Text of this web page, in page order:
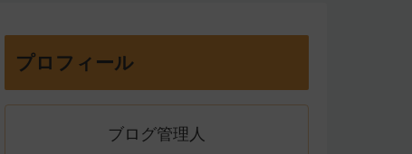
プロフィール
ブログ管理人